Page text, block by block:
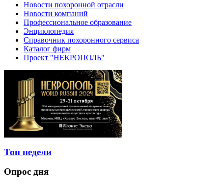
Новости похоронной отрасли
Новости компаний
Профессиональное образование
Энциклопедия
Справочник похоронного сервиса
Каталог фирм
Проект "НЕКРОПОЛЬ"
Топ недели
Опрос дня